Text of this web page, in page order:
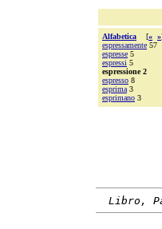
Alfabetica [« »
espressamente 57
espresse 5
espressi 5
espressione 2
espresso 8
esprima 3
esprimano 3
Libro,